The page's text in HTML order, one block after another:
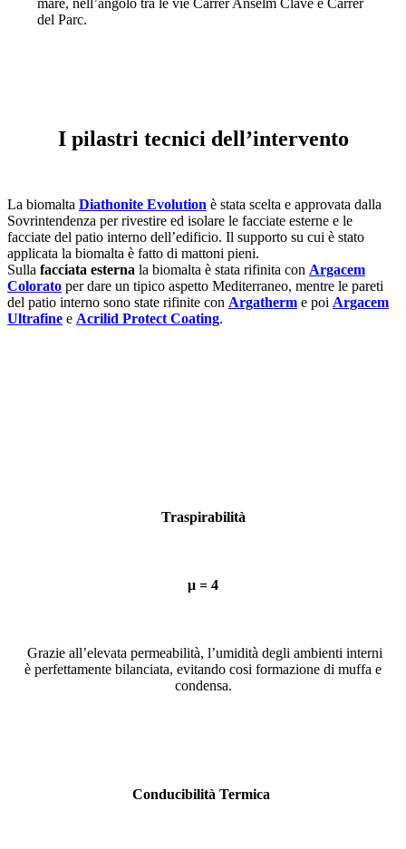
mare, nell’angolo tra le vie Carrer Anselm Clavé e Carrer
del Parc.
I pilastri tecnici dell’intervento
La biomalta Diathonite Evolution è stata scelta e approvata dalla
Sovrintendenza per rivestire ed isolare le facciate esterne e le
facciate del patio interno dell’edificio. Il supporto su cui è stato
applicata la biomalta è fatto di mattoni pieni.
Sulla facciata esterna la biomalta è stata rifinita con Argacem
Colorato per dare un tipico aspetto Mediterraneo, mentre le pareti
del patio interno sono state rifinite con Argatherm e poi Argacem
Ultrafine e Acrilid Protect Coating.
Traspirabilità
μ = 4
Grazie all’elevata permeabilità, l’umidità degli ambienti interni
è perfettamente bilanciata, evitando cosi formazione di muffa e
condensa.
Conducibilità Termica